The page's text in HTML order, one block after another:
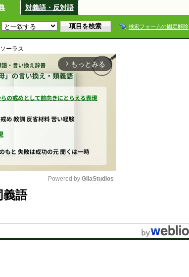
対義語・反対語
検索フォームの固定解除
ーラス
arrow_forward_ios もっとみる
Powered by GliaStudios
義語